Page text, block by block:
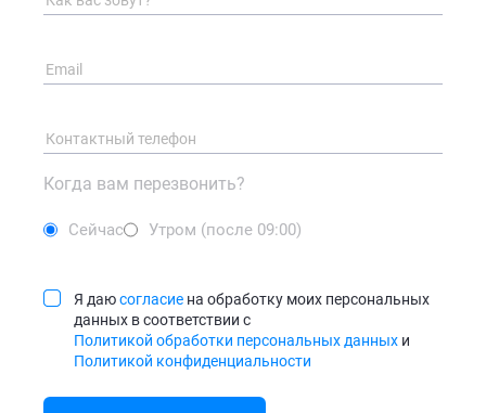
Когда вам перезвонить?
Сейчас Утром (после 09:00)
Я даюсогласие на обработку моих персональных
данных в соответствии с
Политикой обработки персональных данных и
Политикой конфиденциальности